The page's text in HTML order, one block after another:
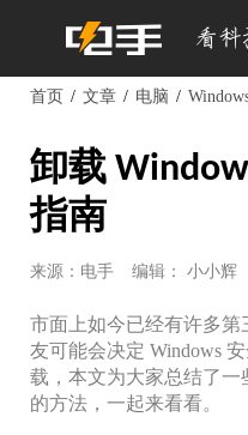
首页 文章 电脑
卸载
指南
来源：电手 编辑： 小小辉
市面上如今已经有许多第
友可能会决定 Windows
载，本文为大家总结了一
的方法，一起来看看。